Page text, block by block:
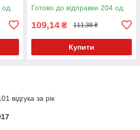
Готово до відправки 204 од.
109,14 ₴ 111,38 ₴
Купити
відгука за рік